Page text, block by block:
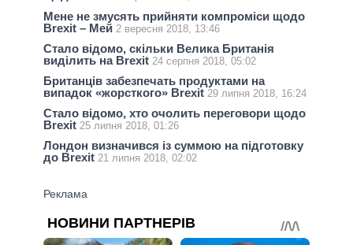
Мене не змусять прийняти компроміси щодо
Brexit – Мей 2 вересня 2018, 13:46
Стало відомо, скільки Велика Британія
виділить на Brexit 24 серпня 2018, 05:02
Британців забезпечать продуктами на
випадок «жорсткого» Brexit 29 липня 2018, 16:24
Стало відомо, хто очолить переговори щодо
Brexit 25 липня 2018, 01:26
Лондон визначився із суммою на підготовку
до Brexit 21 липня 2018, 02:02